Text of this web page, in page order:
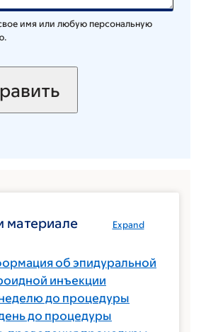
имя или любую персональную
Expand
материале
об эпидуральной
инъекции
неделю до процедуры
день до процедуры